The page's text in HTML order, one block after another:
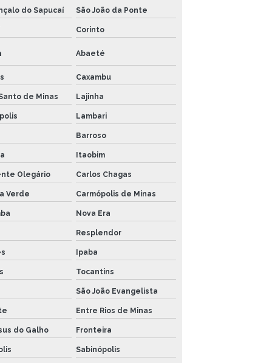
do Sapucaí São João da Ponte
Corinto
Abaeté
Caxambu
de Minas Lajinha
Lambari
Barroso
Itaobim
Olegário Carlos Chagas
Verde Carmópolis de Minas
Nova Era
Resplendor
Ipaba
Tocantins
São João Evangelista
Entre Rios de Minas
do Galho Fronteira
Sabinópolis